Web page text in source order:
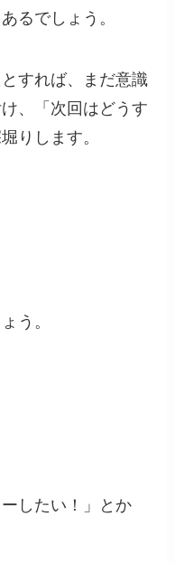
るでしょう。
すれば、まだ意識
、「次回はどうす
りします。
う。
したい！」とか